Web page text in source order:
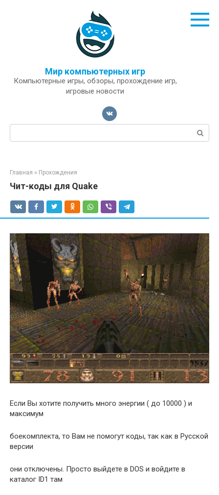
Мир компьютерных игр
Компьютерные игры, обзоры, прохождение игр,
игровые новости
Поиск:
Главная » Прохождения
Чит-коды для Quake
Если Вы хотите получить много энергии ( до 10000 ) и
максимум
боекомплекта, то Вам не помогут коды, так как в Русской
версии
они отключены. Просто выйдете в DOS и войдите в
каталог ID1 там